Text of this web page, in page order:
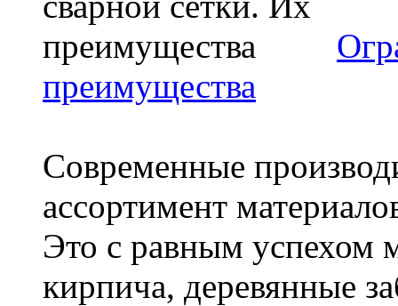
преимущества
Современные
ассортимент
Это с равным успехом
кирпича, деревянные